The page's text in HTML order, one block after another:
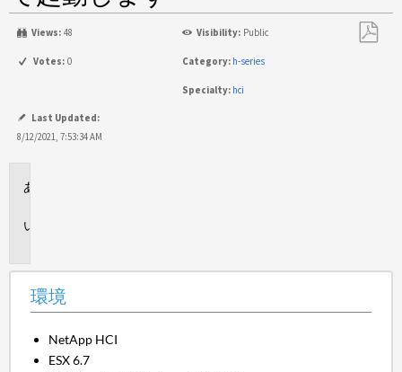
Views: 48 Visibility: Public
Votes: 0 Category: h-series
Specialty: hci
Last Updated:
8/12/2021, 7:53:34 AM
環境
NetApp HCI
ESX 6.7